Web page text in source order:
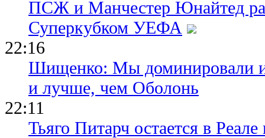
ПСЖ и Манчестер Юнайтед
Суперкубком УЕФА
22:16
Шищенко: Мы доминировали
и лучше, чем Оболонь
22:11
Тьяго Питарч остается в